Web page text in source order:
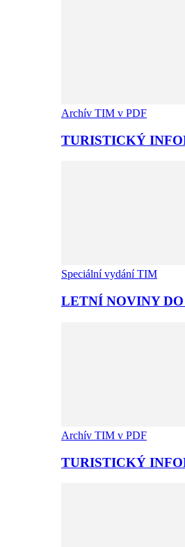
Archív TIM v PDF
TURISTICKÝ
Speciální vydání TIM
LETNÍ NOVINY
Archív TIM v PDF
TURISTICKÝ